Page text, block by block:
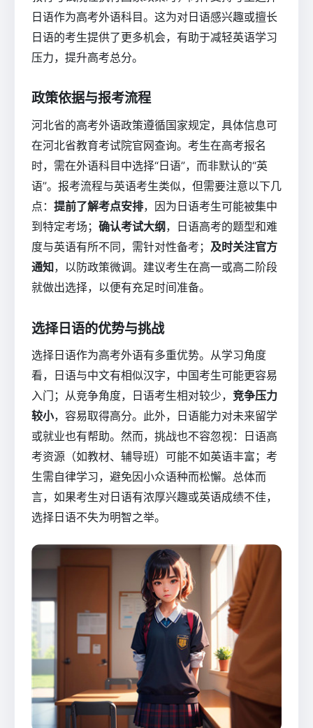
日语作为高考外语科目。这为对日语感兴趣或擅长
日语的考生提供了更多机会，有助于减轻英语学习
压力，提升高考总分。
政策依据与报考流程
河北省的高考外语政策遵循国家规定，具体信息可
在河北省教育考试院官网查询。考生在高考报名
时，需在外语科目中选择“日语”，而非默认的“英
语”。报考流程与英语考生类似，但需要注意以下几
点： 提前了解考点安排，因为日语考生可能被集中
到特定考场； 确认考试大纲，日语高考的题型和难
度与英语有所不同，需针对性备考； 及时关注官方
通知，以防政策微调。建议考生在高一或高二阶段
就做出选择，以便有充足时间准备。
选择日语的优势与挑战
选择日语作为高考外语有多重优势。从学习角度
看，日语与中文有相似汉字，中国考生可能更容易
入门；从竞争角度，日语考生相对较少， 竞争压力
较小，容易取得高分。此外，日语能力对未来留学
或就业也有帮助。然而，挑战也不容忽视：日语高
考资源（如教材、辅导班）可能不如英语丰富；考
生需自律学习，避免因小众语种而松懈。总体而
言，如果考生对日语有浓厚兴趣或英语成绩不佳，
选择日语不失为明智之举。